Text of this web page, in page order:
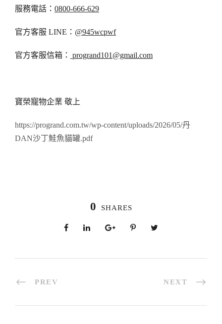
服務電話： 0800-666-629
官方客服 LINE： @945wcpwf
官方客服信箱： progrand101@gmail.com
寶榮寵物企業 敬上
https://progrand.com.tw/wp-content/uploads/2026/05/丹
DAN沙丁鮭魚貓罐.pdf
0 SHARES
PREV NEXT